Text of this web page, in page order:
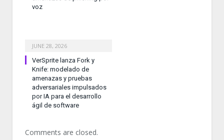
voz
JUNE 28, 2026
VerSprite lanza Fork y
Knife: modelado de
amenazas y pruebas
adversariales impulsados
por IA para el desarrollo
ágil de software
Comments are closed.